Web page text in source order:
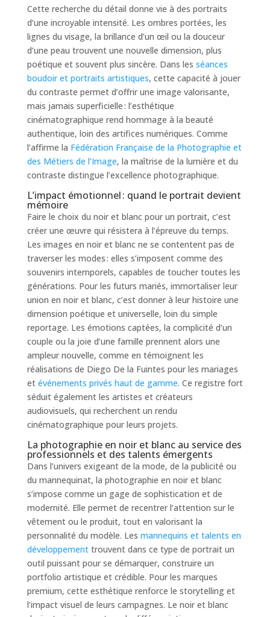
Cette recherche du détail donne vie à des portraits
d’une incroyable intensité. Les ombres portées, les
lignes du visage, la brillance d’un œil ou la douceur
d’une peau trouvent une nouvelle dimension, plus
poétique et souvent plus sincère. Dans les séances
boudoir et portraits artistiques, cette capacité à jouer
du contraste permet d’offrir une image valorisante,
mais jamais superficielle : l’esthétique
cinématographique rend hommage à la beauté
authentique, loin des artifices numériques. Comme
l’affirme la Fédération Française de la Photographie et
des Métiers de l’Image, la maîtrise de la lumière et du
contraste distingue l’excellence photographique.
L’impact émotionnel : quand le portrait devient
mémoire
Faire le choix du noir et blanc pour un portrait, c’est
créer une œuvre qui résistera à l’épreuve du temps.
Les images en noir et blanc ne se contentent pas de
traverser les modes : elles s’imposent comme des
souvenirs intemporels, capables de toucher toutes les
générations. Pour les futurs mariés, immortaliser leur
union en noir et blanc, c’est donner à leur histoire une
dimension poétique et universelle, loin du simple
reportage. Les émotions captées, la complicité d’un
couple ou la joie d’une famille prennent alors une
ampleur nouvelle, comme en témoignent les
réalisations de Diego De la Fuintes pour les mariages
et événements privés haut de gamme. Ce registre fort
séduit également les artistes et créateurs
audiovisuels, qui recherchent un rendu
cinématographique pour leurs projets.
La photographie en noir et blanc au service des
professionnels et des talents émergents
Dans l’univers exigeant de la mode, de la publicité ou
du mannequinat, la photographie en noir et blanc
s’impose comme un gage de sophistication et de
modernité. Elle permet de recentrer l’attention sur le
vêtement ou le produit, tout en valorisant la
personnalité du modèle. Les mannequins et talents en
développementtrouvent dans ce type de portrait un
outil puissant pour se démarquer, construire un
portfolio artistique et crédible. Pour les marques
premium, cette esthétique renforce le storytelling et
l’impact visuel de leurs campagnes. Le noir et blanc